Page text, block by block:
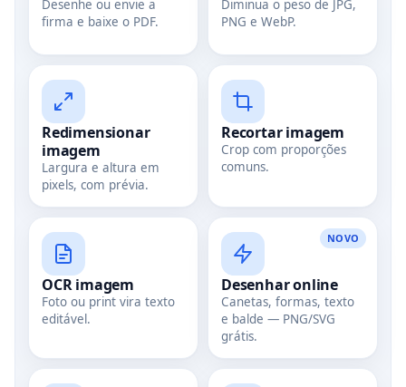
Desenhe ou envie a
firma e baixe o PDF.
Diminua o peso de JPG,
PNG e WebP.
Redimensionar
imagem
Largura e altura em
pixels, com prévia.
Recortar imagem
Crop com proporções
comuns.
OCR imagem
Foto ou print vira texto
editável.
NOVO
Desenhar online
Canetas, formas, texto
e balde — PNG/SVG
grátis.
Copiar